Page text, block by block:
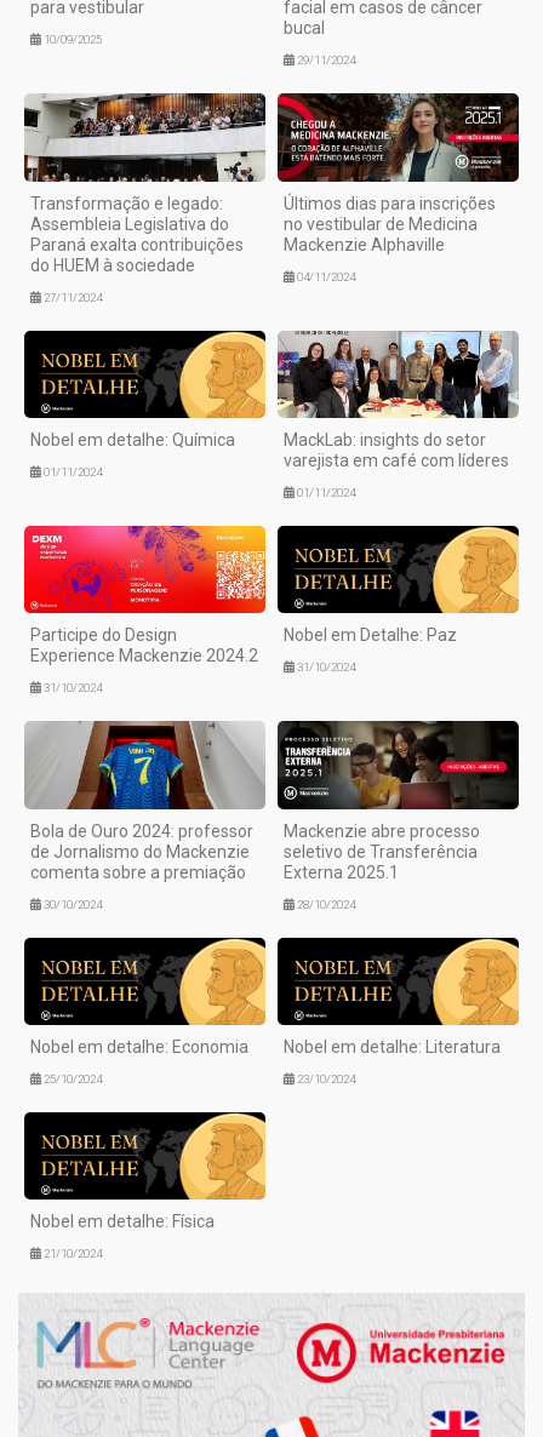
para vestibular
10/09/2025
facial em casos de câncer
bucal
29/11/2024
Transformação e legado:
Assembleia Legislativa do
Paraná exalta contribuições
do HUEM à sociedade
27/11/2024
Últimos dias para inscrições
no vestibular de Medicina
Mackenzie Alphaville
04/11/2024
Nobel em detalhe: Química
01/11/2024
MackLab: insights do setor
varejista em café com líderes
01/11/2024
Participe do Design
Experience Mackenzie 2024.2
31/10/2024
Nobel em Detalhe: Paz
31/10/2024
Bola de Ouro 2024: professor
de Jornalismo do Mackenzie
comenta sobre a premiação
30/10/2024
Mackenzie abre processo
seletivo de Transferência
Externa 2025.1
28/10/2024
Nobel em detalhe: Economia
25/10/2024
Nobel em detalhe: Literatura
23/10/2024
Nobel em detalhe: Física
21/10/2024